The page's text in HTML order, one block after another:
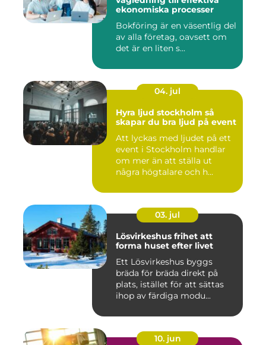
ekonomiska processer
Bokföring är en väsentlig del
av alla företag, oavsett om
det är en liten s...
04. jul
Hyra ljud stockholm så
skapar du bra ljud på event
Att lyckas med ljudet på ett
event i Stockholm handlar
om mer än att ställa ut
några högtalare och h...
03. jul
Lösvirkeshus frihet att
forma huset efter livet
Ett Lösvirkeshus byggs
bräda för bräda direkt på
plats, istället för att sättas
ihop av färdiga modu...
10. jun